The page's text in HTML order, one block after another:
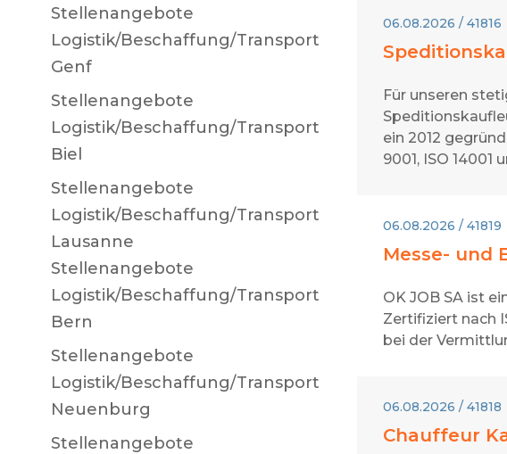
06.08.2026 / 41816
Für unseren
ein 2012
9001, ISO 14001
06.08.2026 / 41819
Messe- und
OK JOB SA ist
Zertifiziert nach
bei der
06.08.2026 / 41818
Chauffeur
Stellenangebote
Logistik/Beschaffung/Transport
Genf
Stellenangebote
Logistik/Beschaffung/Transport
Biel
Stellenangebote
Logistik/Beschaffung/Transport
Lausanne
Stellenangebote
Logistik/Beschaffung/Transport
Bern
Stellenangebote
Logistik/Beschaffung/Transport
Neuenburg
Stellenangebote